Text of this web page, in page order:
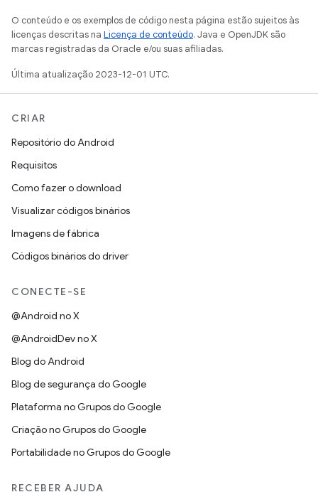
O conteúdo e os exemplos de código nesta página estão sujeitos às
licenças descritas na Licença de conteúdo. Java e OpenJDK são
marcas registradas da Oracle e/ou suas afiliadas.
Última atualização 2023-12-01 UTC.
CRIAR
Repositório do Android
Requisitos
Como fazer o download
Visualizar códigos binários
Imagens de fábrica
Códigos binários do driver
CONECTE-SE
@Android no X
@AndroidDev no X
Blog do Android
Blog de segurança do Google
Plataforma no Grupos do Google
Criação no Grupos do Google
Portabilidade no Grupos do Google
RECEBER AJUDA